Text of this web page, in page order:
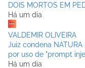
DOIS MORTOS EM
Há um dia
VALDEMIR OLIVEIRA
Juiz condena
por uso de "prompt
Há um dia